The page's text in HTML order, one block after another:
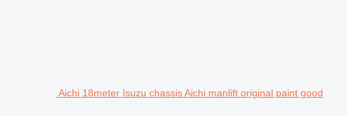
Aichi 18meter Isuzu chassis Aichi manlift original paint good